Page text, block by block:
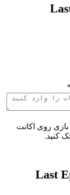
*
روی اکانت
کنید.
Last